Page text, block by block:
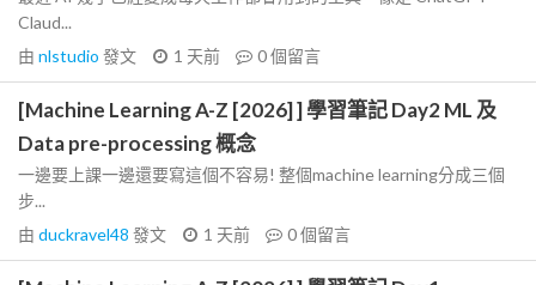
Claud...
由 nlstudio 發文 1 天前 0個留言
[Machine Learning A-Z [2026] ] 學習筆記 Day2 ML 及
Data pre-processing 概念
一邊要上課一邊還要寫這個不容易! 整個machine learning分成三個
步...
由 duckravel48 發文 1 天前 0個留言